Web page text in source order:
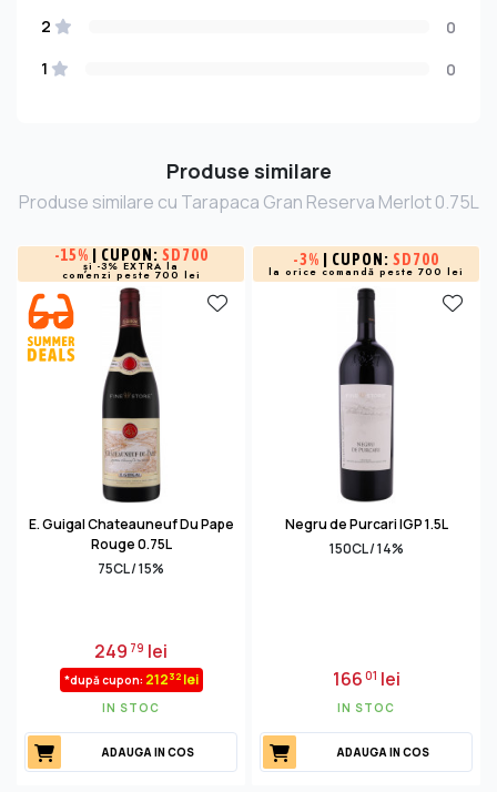
2
0
1
0
Produse similare
Produse similare cu Tarapaca Gran Reserva Merlot 0.75L
-15% | CUPON: SD700
și -3% EXTRA la
comenzi peste 700 lei
E. Guigal Chateauneuf Du Pape
Rouge 0.75L
75CL / 15%
249 79 lei
*după cupon: 21232lei
IN STOC
ADAUGA IN COS
-3% | CUPON: SD700
la orice comandă peste 700 lei
Negru de Purcari IGP 1.5L
150CL / 14%
16601 lei
IN STOC
ADAUGA IN COS